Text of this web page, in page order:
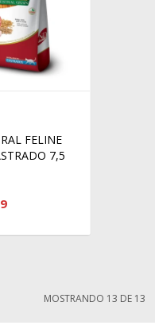
FELINE
7,5
MOSTRANDO 13 DE 13